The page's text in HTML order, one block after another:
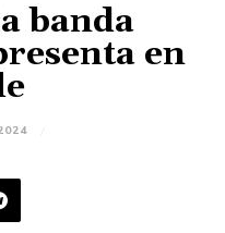
banda
en